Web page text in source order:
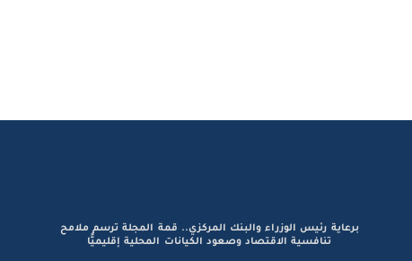
برعاية رئيس الوزراء والبنك المركزي.. قمة المجلة ترسم ملامح
تنافسية الاقتصاد وصعود الكيانات المحلية إقليميًّا